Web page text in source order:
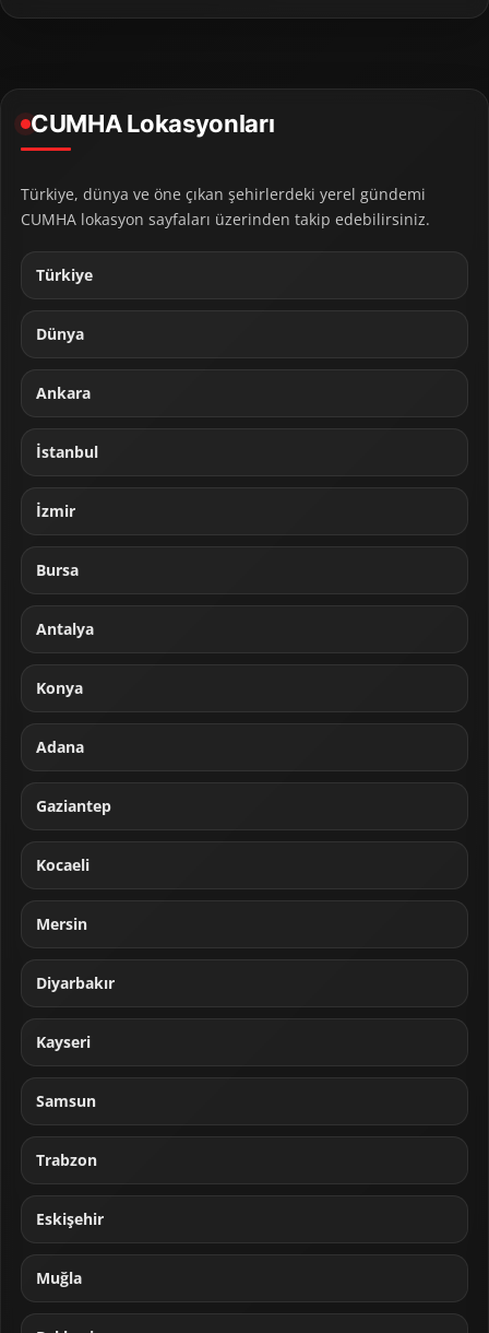
CUMHA Lokasyonları
Türkiye, dünya ve öne çıkan şehirlerdeki yerel gündemi
CUMHA lokasyon sayfaları üzerinden takip edebilirsiniz.
Türkiye
Dünya
Ankara
İstanbul
İzmir
Bursa
Antalya
Konya
Adana
Gaziantep
Kocaeli
Mersin
Diyarbakır
Kayseri
Samsun
Trabzon
Eskişehir
Muğla